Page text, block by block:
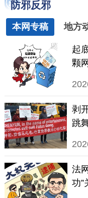
防邪反邪
本网专稿 地方
起
颗
剥
跳
法
功”